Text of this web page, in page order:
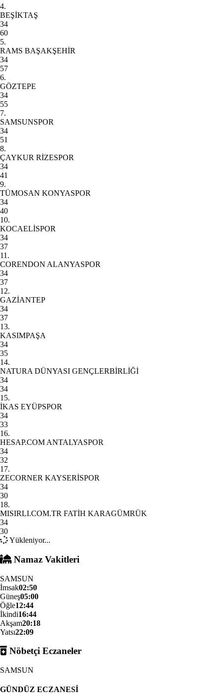
4.
BEŞİKTAŞ
34
60
5.
RAMS BAŞAKŞEHİR
34
57
6.
GÖZTEPE
34
55
7.
SAMSUNSPOR
34
51
8.
ÇAYKUR RİZESPOR
34
41
9.
TÜMOSAN KONYASPOR
34
40
10.
KOCAELİSPOR
34
37
11.
CORENDON ALANYASPOR
34
37
12.
GAZİANTEP
34
37
13.
KASIMPAŞA
34
35
14.
NATURA DÜNYASI GENÇLERBİRLİĞİ
34
34
15.
İKAS EYÜPSPOR
34
33
16.
HESAP.COM ANTALYASPOR
34
32
17.
ZECORNER KAYSERİSPOR
34
30
18.
MISIRLI.COM.TR FATİH KARAGÜMRÜK
34
30
Yükleniyor...
Namaz Vakitleri
SAMSUN
İmsak02:50
Güneş05:00
Öğle12:44
İkindi16:44
Akşam20:18
Yatsı22:09
Nöbetçi Eczaneler
SAMSUN
GÜNDÜZ ECZANESİ